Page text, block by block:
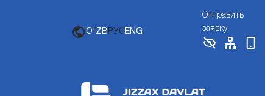
O'ZB РУСENG
Отправить
заявку